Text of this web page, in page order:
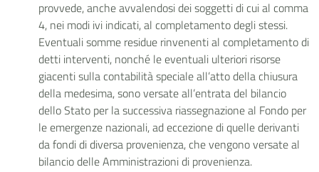
provvede, anche avvalendosi dei soggetti di cui al comma
4, nei modi ivi indicati, al completamento degli stessi.
Eventuali somme residue rinvenenti al completamento di
detti interventi, nonché le eventuali ulteriori risorse
giacenti sulla contabilità speciale all’atto della chiusura
della medesima, sono versate all’entrata del bilancio
dello Stato per la successiva riassegnazione al Fondo per
le emergenze nazionali, ad eccezione di quelle derivanti
da fondi di diversa provenienza, che vengono versate al
bilancio delle Amministrazioni di provenienza.